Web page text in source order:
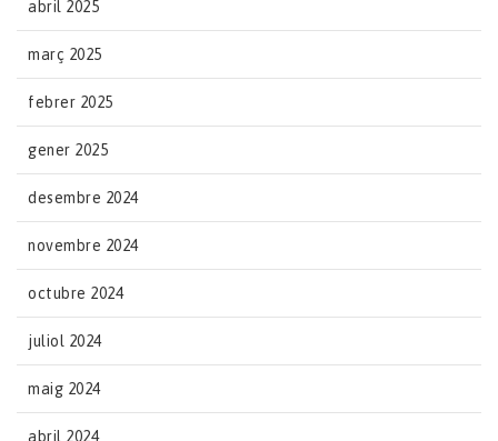
abril 2025
març 2025
febrer 2025
gener 2025
desembre 2024
novembre 2024
octubre 2024
juliol 2024
maig 2024
abril 2024